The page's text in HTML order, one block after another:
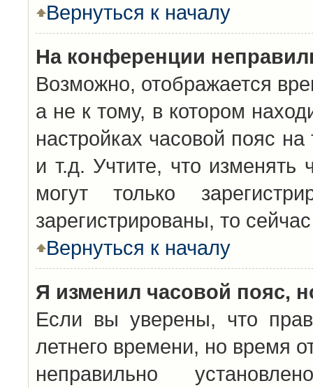
Вернуться к началу
На конференции
Возможно, отображается
а не к тому, в котором
настройках часовой пояс
и т.д. Учтите, что изменять
могут только
зарегистрированы, то
Вернуться к началу
Я изменил часовой пояс,
Если вы уверены, что
летнего времени, но время
неправильно